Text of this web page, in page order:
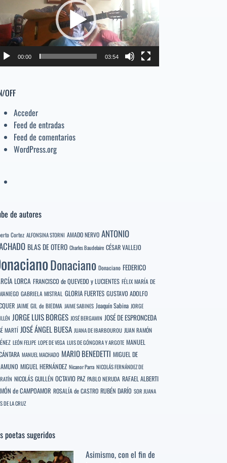
volumen.
00:00 03:54
OFF
Acceder
Feed de entradas
Feed de comentarios
WordPress.org
de autores
Cortez ALFONSINA STORNI AMADO NERVO ANTONIO
BLAS DE OTERO Charles Baudelaire CÉSAR VALLEJO
Donaciano Donaciano FEDERICO
LORCA FRANCISCO de QUEVEDO y LUCIENTES FÉLIX MARÍA DE
GABRIELA MISTRAL GLORIA FUERTES GUSTAVO ADOLFO
JAIME GIL de BIEDMA JAIME SABINES Joaquín Sabina JORGE
JORGE LUIS BORGES JOSÉ BERGAMIN JOSÉ DE ESPRONCEDA
MARTÍ JOSÉ ÁNGEL BUESA JUANA DE IBARBOUROU JUAN RAMÓN
LEÓN FELIPE LOPE DE VEGA LUIS DE GÓNGORA Y ARGOTE MANUEL
MANUEL MACHADO MARIO BENEDETTI MIGUEL DE
MIGUEL HERNÁNDEZ Nicanor Parra NICOLÁS FERNÁNDEZ DE
NICOLÁS GUILLÉN OCTAVIO PAZ PABLO NERUDA RAFAEL ALBERTI
de CAMPOAMOR ROSALÍA de CASTRO RUBÉN DARÍO SOR JUANA
DE LA CRUZ
poetas sugeridos
Asimismo, con el fin de